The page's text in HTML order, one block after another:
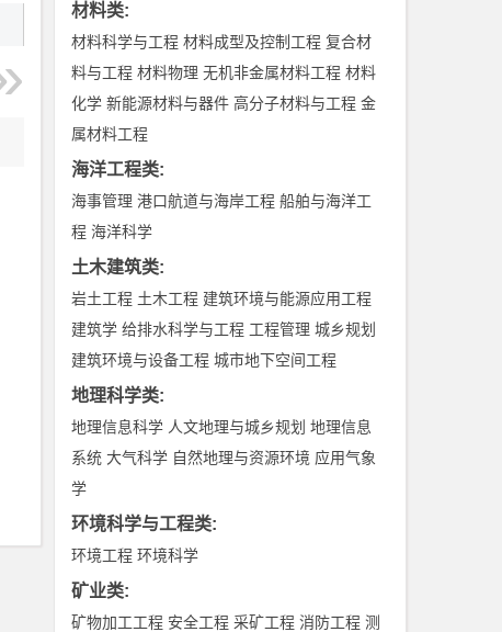
材料类:
材料科学与工程 材料成型及控制工程 复合材
料与工程 材料物理 无机非金属材料工程 材料
化学 新能源材料与器件 高分子材料与工程 金
属材料工程
海洋工程类:
海事管理 港口航道与海岸工程 船舶与海洋工
程 海洋科学
土木建筑类:
岩土工程 土木工程 建筑环境与能源应用工程
建筑学 给排水科学与工程 工程管理 城乡规划
建筑环境与设备工程 城市地下空间工程
地理科学类:
地理信息科学 人文地理与城乡规划 地理信息
系统 大气科学 自然地理与资源环境 应用气象
学
环境科学与工程类:
环境工程 环境科学
矿业类:
矿物加工工程 安全工程 采矿工程 消防工程 测